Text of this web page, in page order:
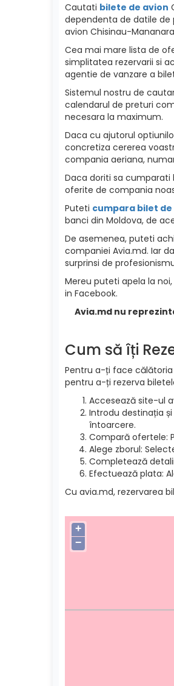
Cautati bilete de avion
dependenta de datile
avion Chisinau-
Cea mai mare lista de
simplitatea rezervarii si
agentie de vanzare a
Sistemul nostru de
calendarul de preturi
necesara la maximum.
Daca cu ajutorul
concretiza cererea
compania aeriana,
Daca doriti sa cumparati
oferite de compania
Puteti cumpara bilet de
banci din Moldova, de
De asemenea, puteti
companiei Avia.md. Iar
surprinsi de
Mereu puteti apela la
in Facebook.
Avia.md nu
Cum să îți
Pentru a-ți face
pentru a-ți rezerva
Accesează site-ul
Introdu destinația
întoarcere.
Compară ofertele:
Alege zborul:
Completează
Efectuează plata:
Cu avia.md, rezervarea
+
−